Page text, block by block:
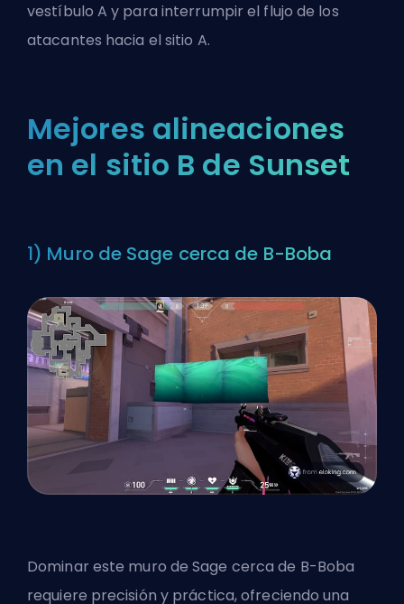
vestíbulo A y para interrumpir el flujo de los
atacantes hacia el sitio A.
Mejores alineaciones
en el sitio B de Sunset
1) Muro de Sage cerca de B-Boba
Dominar este muro de Sage cerca de B-Boba
requiere precisión y práctica, ofreciendo una